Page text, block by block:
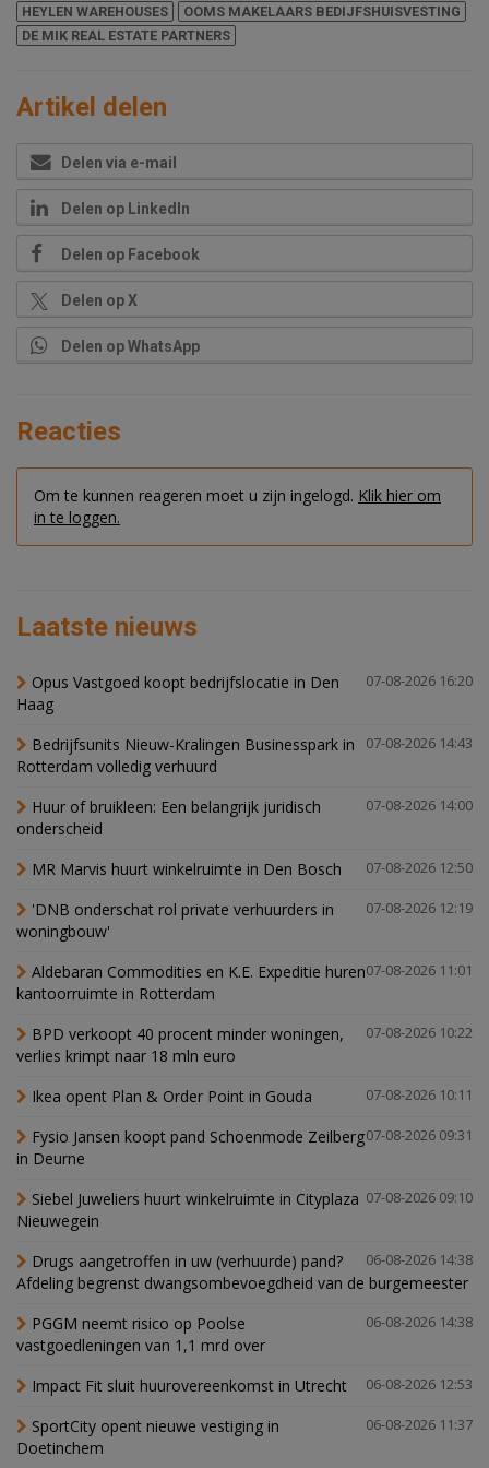
HEYLEN WAREHOUSES
OOMS MAKELAARS BEDIJFSHUISVESTING
DE MIK REAL ESTATE PARTNERS
Artikel delen
Delen via e-mail
Delen op LinkedIn
Delen op Facebook
Delen op X
Delen op WhatsApp
Reacties
Om te kunnen reageren moet u zijn ingelogd. Klik hier om
in te loggen.
Laatste nieuws
07-08-2026 16:20
Opus Vastgoed koopt bedrijfslocatie in Den
Haag
07-08-2026 14:43
Bedrijfsunits Nieuw-Kralingen Businesspark in
Rotterdam volledig verhuurd
07-08-2026 14:00
Huur of bruikleen: Een belangrijk juridisch
onderscheid
07-08-2026 12:50
MR Marvis huurt winkelruimte in Den Bosch
07-08-2026 12:19
'DNB onderschat rol private verhuurders in
woningbouw'
07-08-2026 11:01
Aldebaran Commodities en K.E. Expeditie huren
kantoorruimte in Rotterdam
07-08-2026 10:22
BPD verkoopt 40 procent minder woningen,
verlies krimpt naar 18 mln euro
07-08-2026 10:11
Ikea opent Plan & Order Point in Gouda
07-08-2026 09:31
Fysio Jansen koopt pand Schoenmode Zeilberg
in Deurne
07-08-2026 09:10
Siebel Juweliers huurt winkelruimte in Cityplaza
Nieuwegein
06-08-2026 14:38
Drugs aangetroffen in uw (verhuurde) pand?
Afdeling begrenst dwangsombevoegdheid van de burgemeester
06-08-2026 14:38
PGGM neemt risico op Poolse
vastgoedleningen van 1,1 mrd over
06-08-2026 12:53
Impact Fit sluit huurovereenkomst in Utrecht
06-08-2026 11:37
SportCity opent nieuwe vestiging in
Doetinchem